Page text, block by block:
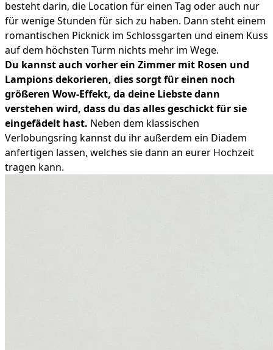
besteht darin, die Location für einen Tag oder auch nur
für wenige Stunden für sich zu haben. Dann steht einem
romantischen Picknick im Schlossgarten und einem Kuss
auf dem höchsten Turm nichts mehr im Wege.
Du kannst auch vorher ein Zimmer mit Rosen und
Lampions dekorieren, dies sorgt für einen noch
größeren Wow-Effekt, da deine Liebste dann
verstehen wird, dass du das alles geschickt für sie
eingefädelt hast. Neben dem klassischen
Verlobungsring kannst du ihr außerdem ein Diadem
anfertigen lassen, welches sie dann an eurer Hochzeit
tragen kann.